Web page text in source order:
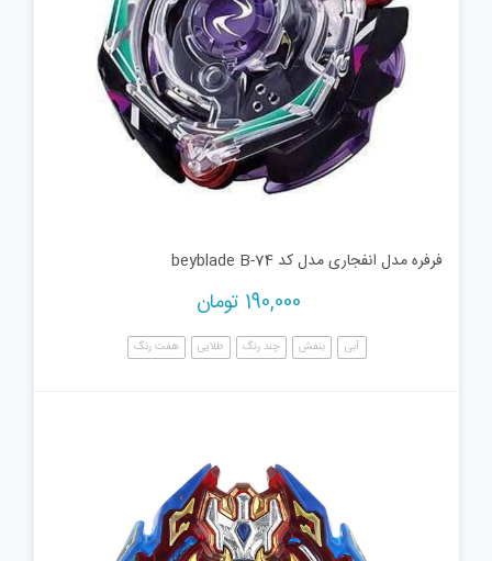
فرفره مدل انفجاری مدل کد beyblade B-74
190,000 تومان
آبی بنفش چند رنگ طلایی هفت رنگ